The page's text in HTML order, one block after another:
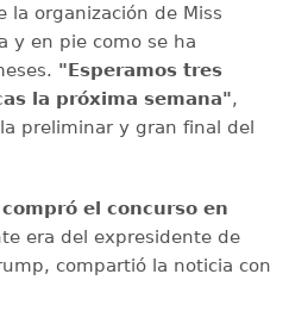
la organización de Miss
y en pie como se ha
"Esperamos tres
la próxima semana",
preliminar y gran final del
compró el concurso en
era del expresidente de
compartió la noticia con